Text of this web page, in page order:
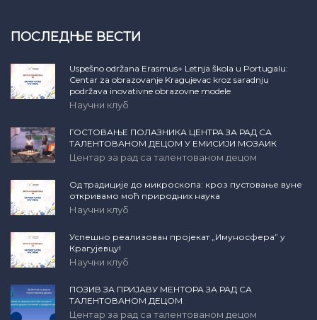
ПОСЛЕДЊЕ ВЕСТИ
Uspešno održana Erasmus+ Letnja škola u Portugalu:
Centar za obrazovanje Kragujevac kroz saradnju
podržava inovativne obrazovne modele
Научни клуб
ГОСТОВАЊЕ ПОЛАЗНИКА ЦЕНТРА ЗА РАД СА
ТАЛЕНТОВАНОМ ДЕЦОМ У ЕМИСИЈИ МОЗАИК
Центар за рад са талентованом децом
Од традиције до микроскопа: кроз пустовање вуне
откривамо моћ природних наука
Научни клуб
Успешно реализован пројекат „Имуносфера” у
Крагујевцу!
Научни клуб
ПОЗИВ ЗА ПРИЈАВУ МЕНТОРА ЗА РАД СА
ТАЛЕНТОВАНОМ ДЕЦОМ
Центар за рад са талентованом децом